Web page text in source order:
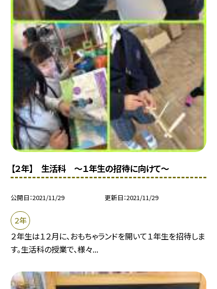
【２年】 生活科 〜１年生の招待に向けて〜
公開日 2021/11/29 更新日 2021/11/29
２年
２年生は１２月に、おもちゃランドを開いて１年生を招待しま
す。生活科の授業で、様々...